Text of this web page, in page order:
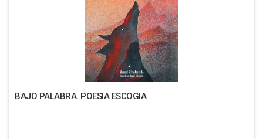
BAJO PALABRA. POESIA ESCOGIA